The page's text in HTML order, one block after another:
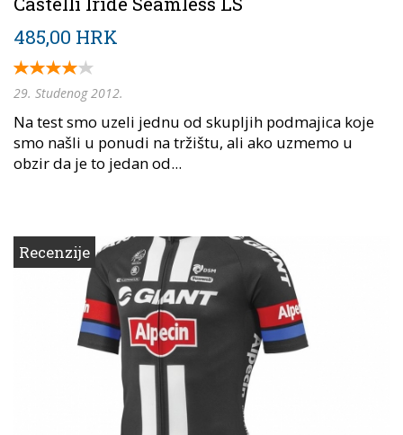
485,00 HRK
29. Studenog 2012.
Na test smo uzeli jednu od skupljih podmajica koje
smo našli u ponudi na tržištu, ali ako uzmemo u
obzir da je to jedan od...
Recenzije